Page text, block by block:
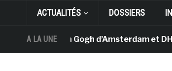
ACTUALITÉS DOSSIERS
A LA UNE
musée Van Gogh d’Amsterdam et DHL